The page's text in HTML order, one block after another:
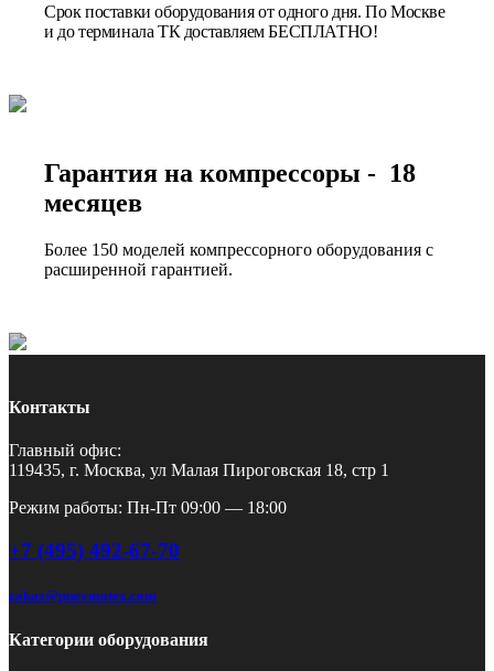
Срок поставки оборудования от одного дня. По Москве
и до терминала ТК доставляем БЕСПЛАТНО!
Гарантия на компрессоры - 18
месяцев
Более 150 моделей компрессорного оборудования с
расширенной гарантией.
Контакты
Главный офис:
119435, г. Москва, ул Малая Пироговская 18, стр 1
Режим работы: Пн-Пт 09:00 — 18:00
+7 (495) 492-67-70
zakaz@pnevmotex.com
Категории оборудования